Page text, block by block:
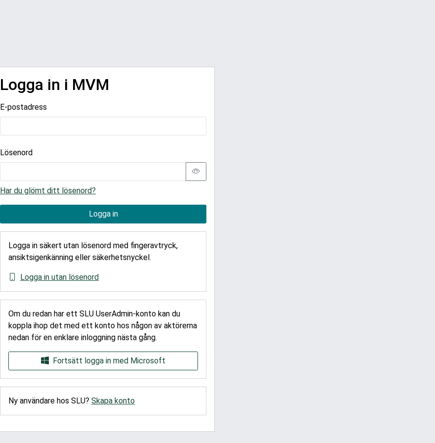
Logga in i MVM
E-postadress
Lösenord
Har du glömt ditt lösenord?
Logga in
Logga in säkert utan lösenord med fingeravtryck,
ansiktsigenkänning eller säkerhetsnyckel.
Logga in utan lösenord
Om du redan har ett SLU UserAdmin-konto kan du
koppla ihop det med ett konto hos någon av aktörerna
nedan för en enklare inloggning nästa gång.
Fortsätt logga in med Microsoft
Ny användare hos SLU? Skapa konto